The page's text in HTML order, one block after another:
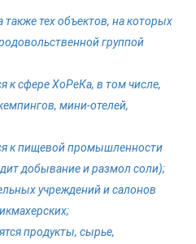
тех объектов, на которых
группой
к сфере ХоРеКа, в том числе,
мини-отелей,
к пищевой промышленности
добывание и размол соли);
учреждений и салонов
продукты, сырье,